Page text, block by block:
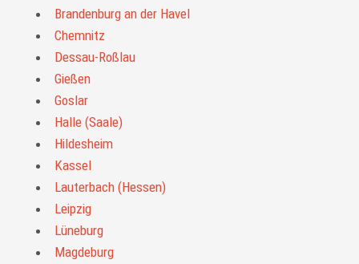
Brandenburg an der Havel
Chemnitz
Dessau-Roßlau
Gießen
Goslar
Halle (Saale)
Hildesheim
Kassel
Lauterbach (Hessen)
Leipzig
Lüneburg
Magdeburg